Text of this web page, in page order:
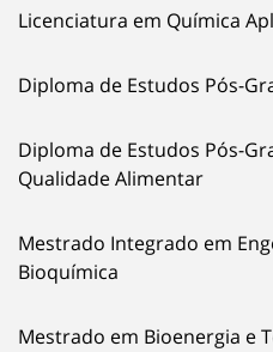
Licenciatura em Química
Diploma de Estudos Pós-
Diploma de Estudos Pós-
Qualidade Alimentar
Mestrado Integrado em
Bioquímica
Mestrado em Bioenergia e